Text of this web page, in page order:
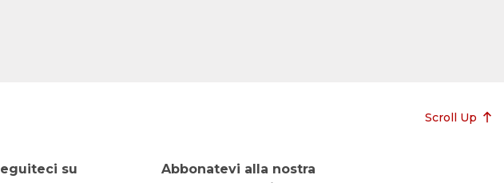
Scroll Up
su
Abbonatevi alla nostra